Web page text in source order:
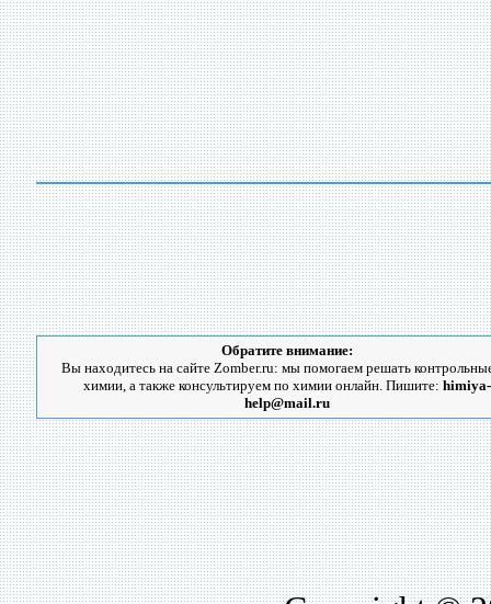
Обратите внимание:
Вы находитесь на сайте Zomber.ru: мы помогаем решать
химии, а также консультируем по химии онлайн. Пишите: himiya-
help@mail.ru